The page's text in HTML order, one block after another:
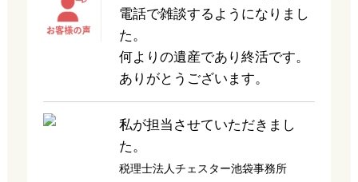
電話で雑談するようになりまし
た。
何よりの遺産であり終活です。
ありがとうございます。
私が担当させていただきまし
た。
税理士法人チェスター池袋事務所